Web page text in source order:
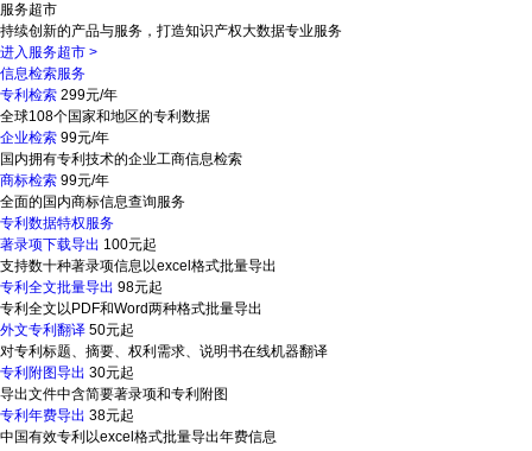
服务超市
持续创新的产品与服务，打造知识产权大数据专业服务
进入服务超市 >
信息检索服务
专利检索 299元/年
全球108个国家和地区的专利数据
企业检索 99元/年
国内拥有专利技术的企业工商信息检索
商标检索 99元/年
全面的国内商标信息查询服务
专利数据特权服务
著录项下载导出 100元起
支持数十种著录项信息以excel格式批量导出
专利全文批量导出 98元起
专利全文以PDF和Word两种格式批量导出
外文专利翻译 50元起
对专利标题、摘要、权利需求、说明书在线机器翻译
专利附图导出 30元起
导出文件中含简要著录项和专利附图
专利年费导出 38元起
中国有效专利以excel格式批量导出年费信息